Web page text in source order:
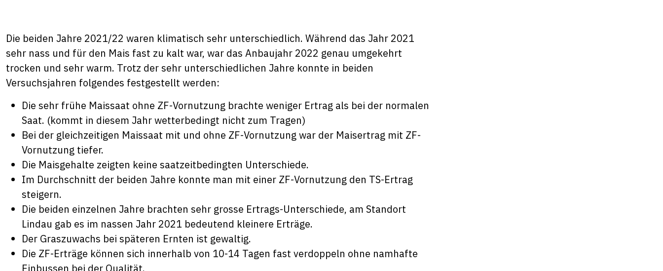
Die beiden Jahre 2021/22 waren klimatisch sehr unterschiedlich. Während das Jahr 2021
sehr nass und für den Mais fast zu kalt war, war das Anbaujahr 2022 genau umgekehrt
trocken und sehr warm. Trotz der sehr unterschiedlichen Jahre konnte in beiden
Versuchsjahren folgendes festgestellt werden:
Die sehr frühe Maissaat ohne ZF-Vornutzung brachte weniger Ertrag als bei der normalen
Saat. (kommt in diesem Jahr wetterbedingt nicht zum Tragen)
Bei der gleichzeitigen Maissaat mit und ohne ZF-Vornutzung war der Maisertrag mit ZF-
Vornutzung tiefer.
Die Maisgehalte zeigten keine saatzeitbedingten Unterschiede.
Im Durchschnitt der beiden Jahre konnte man mit einer ZF-Vornutzung den TS-Ertrag
steigern.
Die beiden einzelnen Jahre brachten sehr grosse Ertrags-Unterschiede, am Standort
Lindau gab es im nassen Jahr 2021 bedeutend kleinere Erträge.
Der Graszuwachs bei späteren Ernten ist gewaltig.
Die ZF-Erträge können sich innerhalb von 10-14 Tagen fast verdoppeln ohne namhafte
Einbussen bei der Qualität.